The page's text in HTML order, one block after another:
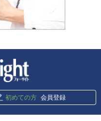
初めての方 会員登録